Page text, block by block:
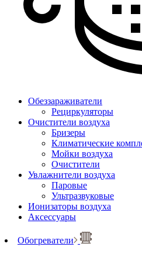
Обеззараживатели
Рециркуляторы
Очистители воздуха
Бризеры
Климатические
Мойки воздуха
Очистители
Увлажнители воздуха
Паровые
Ультразвуковые
Ионизаторы воздуха
Аксессуары
Обогреватели